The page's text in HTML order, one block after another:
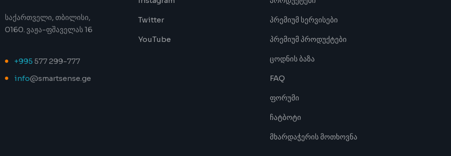
საქართველი, თბილისი,
0160. ვაჟა-ფშაველას 16
+995 577 299-777
info@smartsense.ge
Twitter
YouTube
პრემიუმ სერვისები
პრემიუმ პროდუქტები
ცოდნის ბაზა
FAQ
ფორუმი
ჩატბოტი
მხარდაჭერის მოთხოვნა